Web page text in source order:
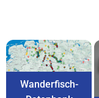
Wanderfisch-